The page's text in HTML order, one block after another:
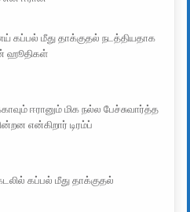
மீது தாக்குதல் நடத்தியதாக
ஹூதிகள்
ஈரானும் மிக நல்ல பேச்சுவார்த்த
என்கிறார் டிரம்ப்
கப்பல் மீது தாக்குதல்